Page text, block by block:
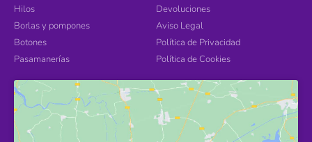
Hilos
Borlas y pompones
Botones
Pasamanerías
Devoluciones
Aviso Legal
Política de Privacidad
Política de Cookies